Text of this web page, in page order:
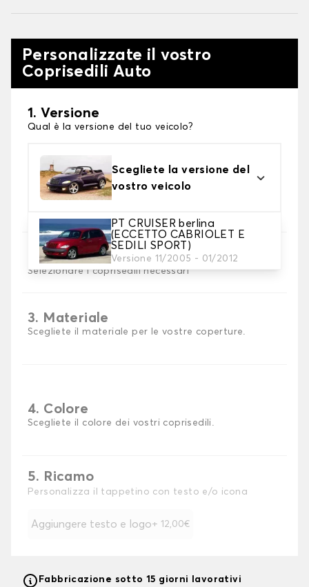
Personalizzate il vostro
Coprisedili Auto
1. Versione
Qual è la versione del tuo veicolo?
Scegliete la versione del
vostro veicolo
PT CRUISER berlina
(ECCETTO CABRIOLET E
SEDILI SPORT)
Versione 11/2005 - 01/2012
2. Set di coperture
Selezionare i coprisedili necessari
3. Materiale
Scegliete il materiale per le vostre coperture.
4. Colore
Scegliete il colore dei vostri coprisedili.
5. Ricamo
Personalizza il tappetino con testo e/o icona
Aggiungere testo e logo + 12,00€
Fabbricazione sotto 15 giorni lavorativi